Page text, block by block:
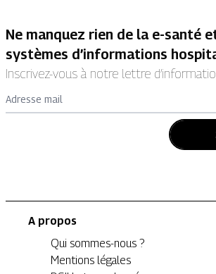
Ne manquez rien de la e-santé
systèmes d’informations
Inscrivez-vous à notre lettre
Adresse mail
A propos
Qui sommes-nous ?
Mentions légales